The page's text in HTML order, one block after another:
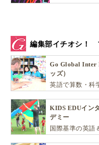
編集部イチオシ！
Go Global Inter
ッズ）
英語で算数・科
を育む少人数制
KIDS EDUイン
デミー
国際基準の英語